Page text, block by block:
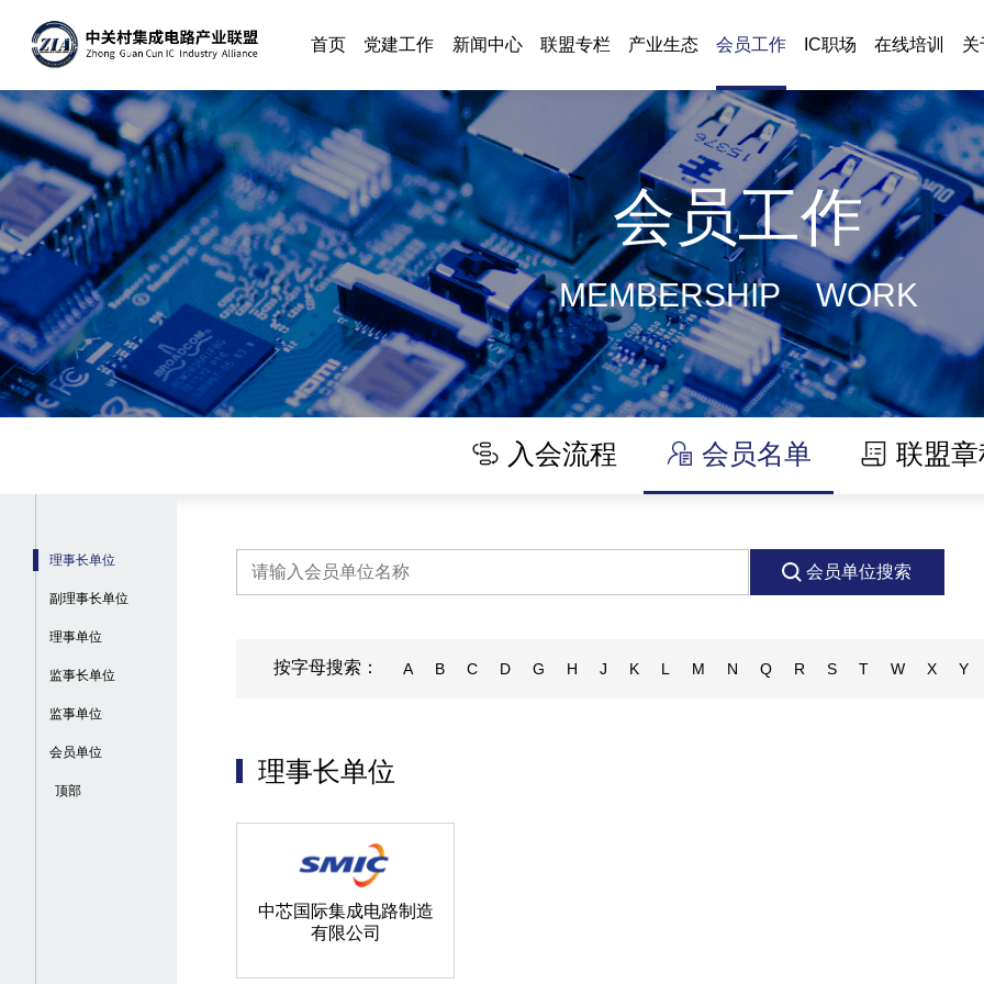
首页 党建工作 新闻中心 联盟专栏 产业生态 会员工作 IC职场 在线培训 关
会员工作
MEMBERSHIP WORK
入会流程 会员名单 联盟章
理事长单位
副理事长单位
理事单位
监事长单位
监事单位
会员单位
顶部
会员单位搜索
按字母搜索： A B C D G H J K L M N Q R S T W X Y
理事长单位
中芯国际集成电路制造
有限公司